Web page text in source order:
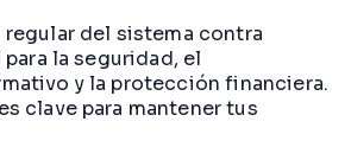
del sistema contra
la seguridad, el
y la protección financiera.
clave para mantener tus